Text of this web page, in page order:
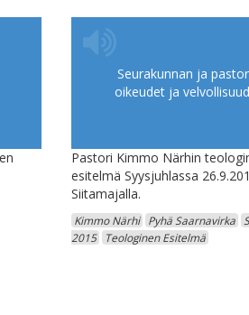
Seurakunnan ja
oikeudet ja
Pastori Kimmo Närhin
esitelmä Syysjuhlassa
Siitamajalla.
Kimmo Närhi Pyhä Saarnavirka
2015
Teologinen Esitelmä